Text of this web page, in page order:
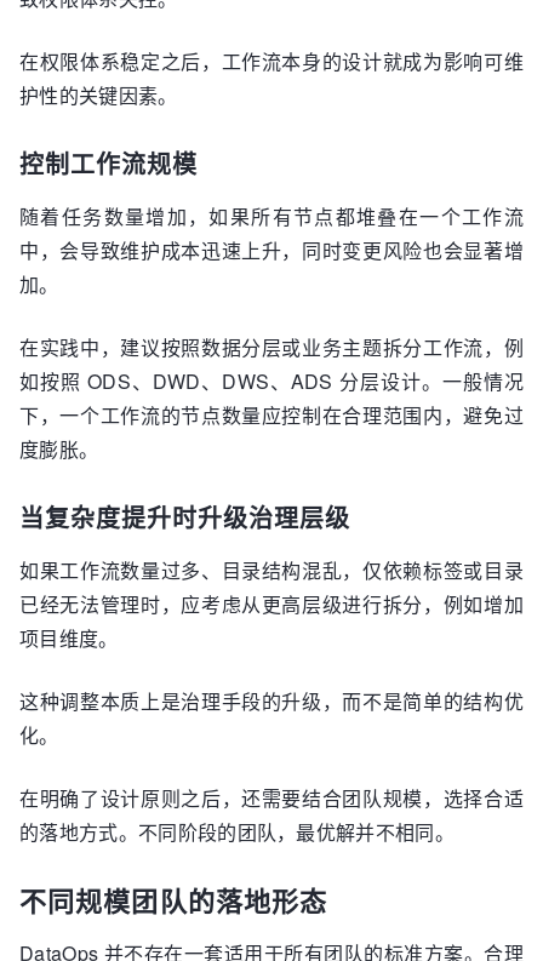
在权限体系稳定之后，工作流本身的设计就成为影响可维
护性的关键因素。
控制工作流规模
随着任务数量增加，如果所有节点都堆叠在一个工作流
中，会导致维护成本迅速上升，同时变更风险也会显著增
加。
在实践中，建议按照数据分层或业务主题拆分工作流，例
如按照 ODS、DWD、DWS、ADS 分层设计。一般情况
下，一个工作流的节点数量应控制在合理范围内，避免过
度膨胀。
当复杂度提升时升级治理层级
如果工作流数量过多、目录结构混乱，仅依赖标签或目录
已经无法管理时，应考虑从更高层级进行拆分，例如增加
项目维度。
这种调整本质上是治理手段的升级，而不是简单的结构优
化。
在明确了设计原则之后，还需要结合团队规模，选择合适
的落地方式。不同阶段的团队，最优解并不相同。
不同规模团队的落地形态
DataOps 并不存在一套适用于所有团队的标准方案。合理